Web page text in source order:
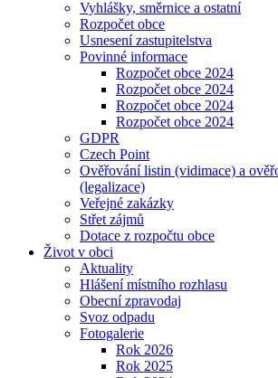
Vyhlášky, směrnice a ostatní
Rozpočet obce
Usnesení zastupitelstva
Povinné informace
Rozpočet obce 2024
Rozpočet obce 2024
Rozpočet obce 2024
Rozpočet obce 2024
GDPR
Czech Point
Ověřování listin (vidimace) a
(legalizace)
Veřejné zakázky
Střet zájmů
Dotace z rozpočtu obce
Život v obci
Aktuality
Hlášení místního rozhlasu
Obecní zpravodaj
Svoz odpadu
Fotogalerie
Rok 2026
Rok 2025